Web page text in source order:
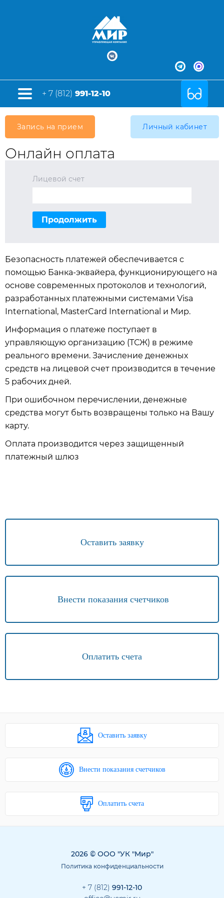
+ 7 (812) 991-12-10
Запись на прием Личный кабинет
Онлайн оплата
Лицевой счет
Продолжить
Безопасность платежей обеспечивается с
помощью Банка-эквайера, функционирующего на
основе современных протоколов и технологий,
разработанных платежными системами Visa
International, MasterCard International и Мир.
Информация о платеже поступает в
управляющую организацию (ТСЖ) в режиме
реального времени. Зачисление денежных
средств на лицевой счет производится в течение
5 рабочих дней.
При ошибочном перечислении, денежные
средства могут быть возвращены только на Вашу
карту.
Оплата производится через защищенный
платежный шлюз
Оставить заявку
Внести показания счетчиков
Оплатить счета
Оставить заявку
Внести показания счетчиков
Оплатить счета
2026 © ООО "УК "Мир"
Политика конфиденциальности
+ 7 (812) 991-12-10